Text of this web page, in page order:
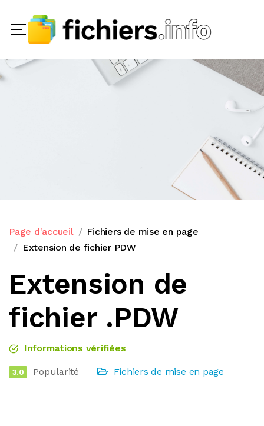
Page d'accueil
Fichiers de mise en page
Extension de fichier PDW
Extension de
fichier .PDW
Informations vérifiées
3.0 Popularité Fichiers de mise en page